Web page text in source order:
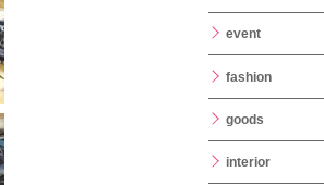
event
fashion
goods
interior